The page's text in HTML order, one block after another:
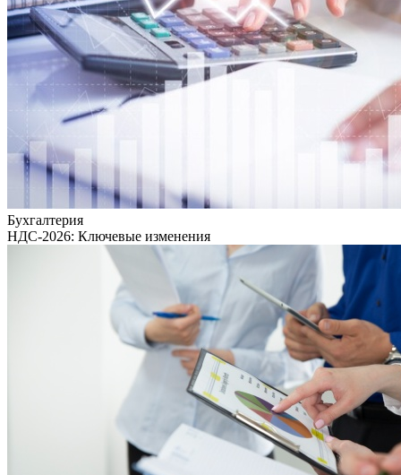
Бухгалтерия
НДС-2026: Ключевые изменения